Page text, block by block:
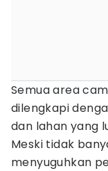
Semua area
dilengkapi
dan lahan yang
Meski tidak
menyuguhkan